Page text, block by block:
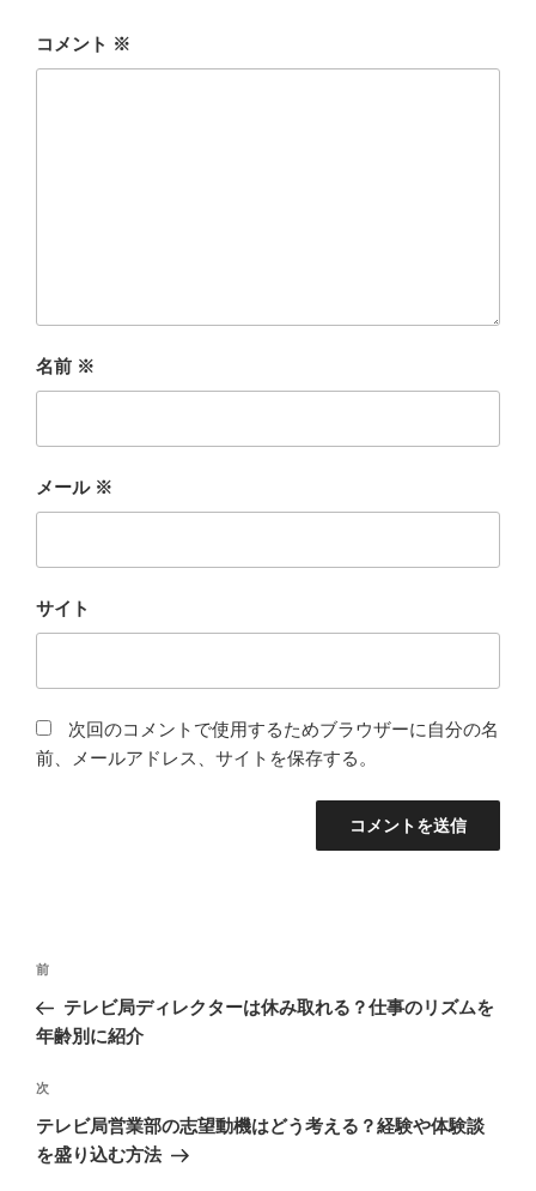
コメント ※
名前 ※
メール ※
サイト
次回のコメントで使用するためブラウザーに自分の名
前、メールアドレス、サイトを保存する。
投
ナ
ゲ
ー
シ
前
の
投
前
テレビ局ディレクターは休み取れる？仕事のリズムを
年齢別に紹介
次
の
投
次
テレビ局営業部の志望動機はどう考える？経験や体験談
を盛り込む方法